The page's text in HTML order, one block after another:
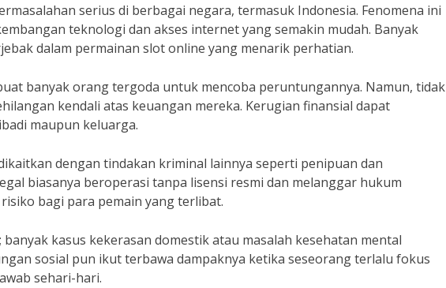
serius di berbagai negara, termasuk Indonesia. Fenomena ini
teknologi dan akses internet yang semakin mudah. Banyak
dalam permainan slot online yang menarik perhatian.
banyak orang tergoda untuk mencoba peruntungannya. Namun, tidak
kendali atas keuangan mereka. Kerugian finansial dapat
maupun keluarga.
dengan tindakan kriminal lainnya seperti penipuan dan
biasanya beroperasi tanpa lisensi resmi dan melanggar hukum
bagi para pemain yang terlibat.
kasus kekerasan domestik atau masalah kesehatan mental
sosial pun ikut terbawa dampaknya ketika seseorang terlalu fokus
sehari-hari.